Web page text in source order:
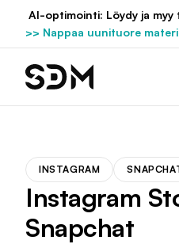
Hyppää
sisältöön
AI-optimointi: Löydy ja
>> Nappaa uunituore
INSTAGRAM
Instagram
Snapchat